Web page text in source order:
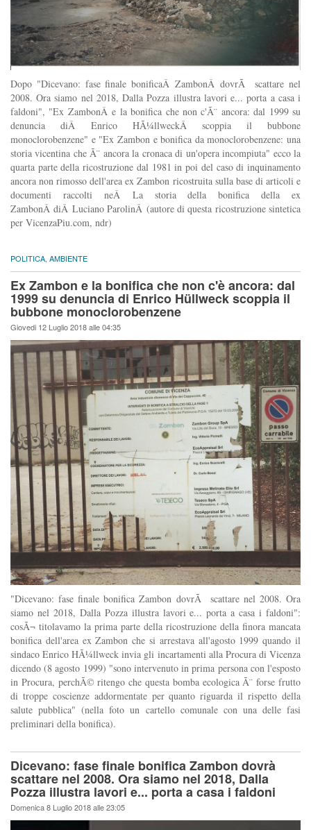
Dopo "Dicevano: fase finale bonificaÂ ZambonÂ dovrÃ scattare nel
2008. Ora siamo nel 2018, Dalla Pozza illustra lavori e... porta a casa i
faldoni", "Ex ZambonÂ e la bonifica che non c'Ã¨ ancora: dal 1999 su
denuncia diÂ Enrico HÃ¼llweckÂ scoppia il bubbone
monoclorobenzene" e "Ex Zambon e bonifica da monoclorobenzene: una
storia vicentina che Ã¨ ancora la cronaca di un'opera incompiuta" ecco la
quarta parte della ricostruzione dal 1981 in poi del caso di inquinamento
ancora non rimosso dell'area ex Zambon ricostruita sulla base di articoli e
documenti raccolti neÂ La storia della bonifica della ex
ZambonÂ diÂ Luciano ParolinÂ (autore di questa ricostruzione sintetica
per VicenzaPiu.com, ndr)
POLITICA, AMBIENTE
Ex Zambon e la bonifica che non c'è ancora: dal
1999 su denuncia di Enrico Hüllweck scoppia il
bubbone monoclorobenzene
Giovedi 12 Luglio 2018 alle 04:35
"Dicevano: fase finale bonifica Zambon dovrÃ scattare nel 2008. Ora
siamo nel 2018, Dalla Pozza illustra lavori e... porta a casa i faldoni":
cosÃ¬ titolavamo la prima parte della ricostruzione della finora mancata
bonifica dell'area ex Zambon che si arrestava all'agosto 1999 quando il
sindaco Enrico HÃ¼llweck invia gli incartamenti alla Procura di Vicenza
dicendo (8 agosto 1999) "sono intervenuto in prima persona con l'esposto
in Procura, perchÃ© ritengo che questa bomba ecologica Ã¨ forse frutto
di troppe coscienze addormentate per quanto riguarda il rispetto della
salute pubblica" (nella foto un cartello comunale con una delle fasi
preliminari della bonifica).
Dicevano: fase finale bonifica Zambon dovrà
scattare nel 2008. Ora siamo nel 2018, Dalla
Pozza illustra lavori e... porta a casa i faldoni
Domenica 8 Luglio 2018 alle 23:05